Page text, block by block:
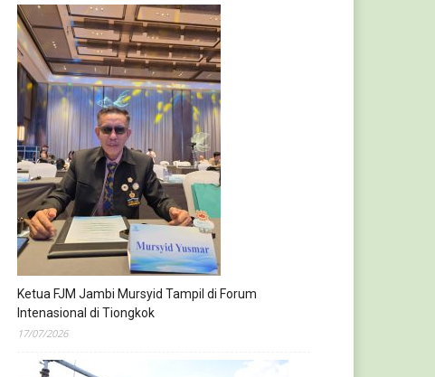
Ketua FJM Jambi Mursyid Tampil di Forum
Intenasional di Tiongkok
17/07/2026